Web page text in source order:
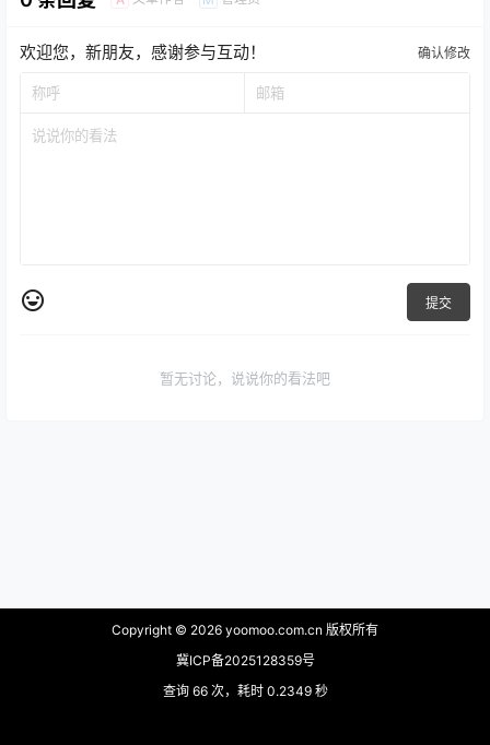
欢迎您，新朋友，感谢参与互动！ 确认修改
提交
暂无讨论，说说你的看法吧
Copyright © 2026 yoomoo.com.cn 版权所有
冀ICP备2025128359号
查询 66 次，耗时 0.2349 秒